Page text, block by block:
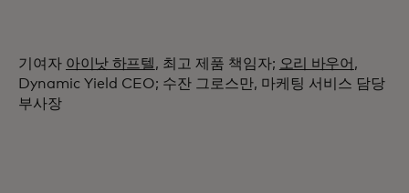
기여자 아이낫 하프텔, 최고 제품 책임자; 오리 바우어 ,
Dynamic Yield CEO; 수잔 그로스만, 마케팅 서비스 담당
부사장